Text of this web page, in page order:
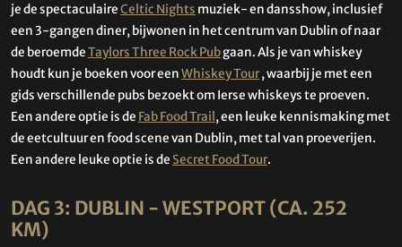
je de spectaculaireCeltic Nights muziek- en dansshow, inclusief
een 3-gangen diner, bijwonen in het centrum van Dublin of naar
de beroemdeTaylors Three Rock Pubgaan. Als je van whiskey
houdt kun je boeken voor eenWhiskey Tour, waarbij je met een
gids verschillende pubs bezoekt om Ierse whiskeys te proeven.
Een andere optie is de Fab Food Trail , een leuke kennismaking met
de eetcultuur en food scene van Dublin, met tal van proeverijen.
Een andere leuke optie is de Secret Food Tour.
DAG 3: DUBLIN - WESTPORT (CA. 252
KM)